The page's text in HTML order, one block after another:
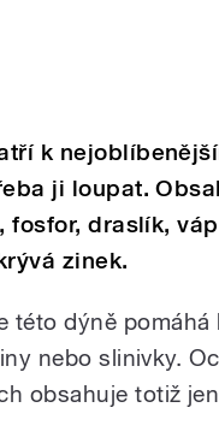
k
ji loupat.
fosfor, draslík,
zinek.
této dýně
nebo slinivky.
obsahuje totiž